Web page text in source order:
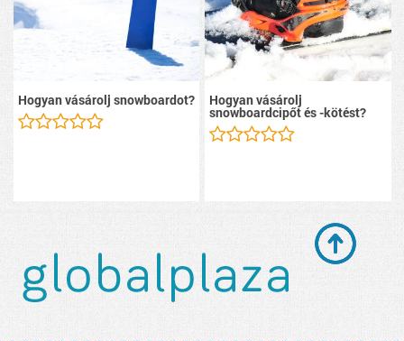
Hogyan vásárolj snowboardot? Hogyan vásárolj
snowboardcipőt és -kötést?